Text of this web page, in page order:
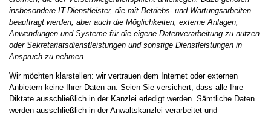
insbesondere IT-Dienstleister, die mit Betriebs- und Wartungsarbeiten
beauftragt werden, aber auch die Möglichkeiten, externe Anlagen,
Anwendungen und Systeme für die eigene Datenverarbeitung zu nutzen
oder Sekretariatsdienstleistungen und sonstige Dienstleistungen in
Anspruch zu nehmen.
Wir möchten klarstellen: wir vertrauen dem Internet oder externen
Anbietern keine Ihrer Daten an. Seien Sie versichert, dass alle Ihre
Diktate ausschließlich in der Kanzlei erledigt werden. Sämtliche Daten
werden ausschließlich in der Anwaltskanzlei verarbeitet und